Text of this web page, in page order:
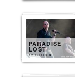
PARADISE
LOST
12 BILDER